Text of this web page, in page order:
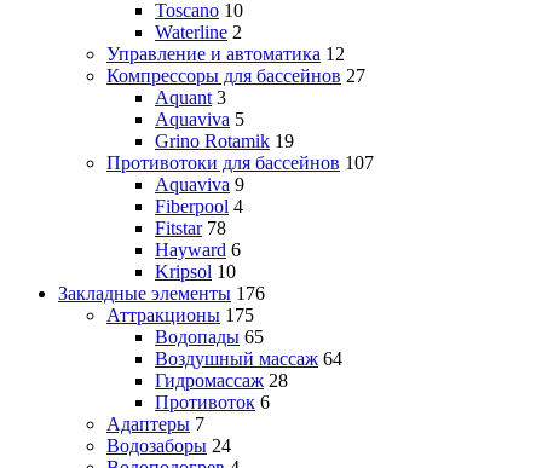
Toscano 10
Waterline 2
Управление и автоматика 12
Компрессоры для бассейнов 27
Aquant 3
Aquaviva 5
Grino Rotamik 19
Противотоки для бассейнов 107
Aquaviva 9
Fiberpool 4
Fitstar 78
Hayward 6
Kripsol 10
Закладные элементы 176
Аттракционы 175
Водопады 65
Воздушный массаж 64
Гидромассаж 28
Противоток 6
Адаптеры 7
Водозаборы 24